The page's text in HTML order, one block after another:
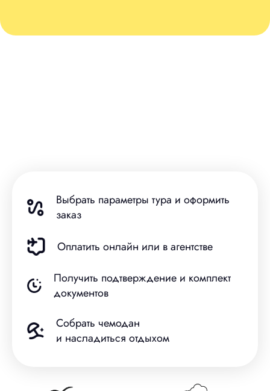
Выбрать параметры тура и оформить
заказ
Оплатить онлайн или в агентстве
Получить подтверждение и комплект
документов
Собрать чемодан
и насладиться отдыхом